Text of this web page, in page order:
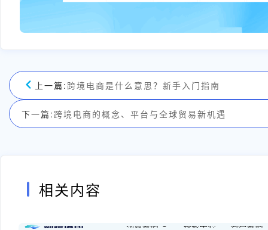
上一篇: 跨境电商是什么意思？新手入门指南
下一篇: 跨境电商的概念、平台与全球贸易新机遇
相关内容